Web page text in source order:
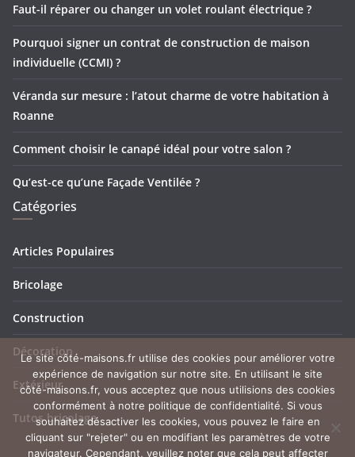
Faut-il réparer ou changer un volet roulant électrique ?
Pourquoi signer un contrat de construction de maison
individuelle (CCMI) ?
Véranda sur mesure : l’atout charme de votre habitation à
Roanne
Comment choisir le canapé idéal pour votre salon ?
Qu’est-ce qu’une Façade Ventilée ?
Catégories
Articles Populaires
Bricolage
Construction
Décoration
Extérieur
Tutos bricolage
Le site côté-maisons.fr utilise des cookies pour améliorer votre
expérience de navigation sur notre site. En utilisant le site
côté-maisons.fr, vous acceptez que nous utilisions des cookies
conformément à notre politique de confidentialité. Si vous
souhaitez désactiver les cookies, vous pouvez le faire en
cliquant sur "rejeter" ou en modifiant les paramètres de votre
navigateur. Cependant, veuillez noter que cela peut affecter